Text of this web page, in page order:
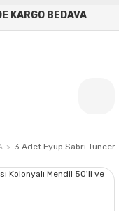
KARGO BEDAVA
3 Adet Eyüp Sabri Tuncer